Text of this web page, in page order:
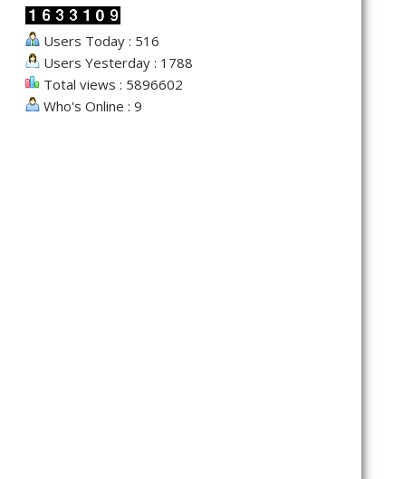
Users Today : 516
Users Yesterday : 1788
Total views : 5896602
Who's Online : 9